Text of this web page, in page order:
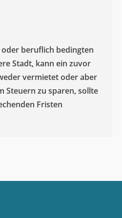
beruflich bedingten
Stadt, kann ein zuvor
vermietet oder aber
Steuern zu sparen, sollte
Fristen